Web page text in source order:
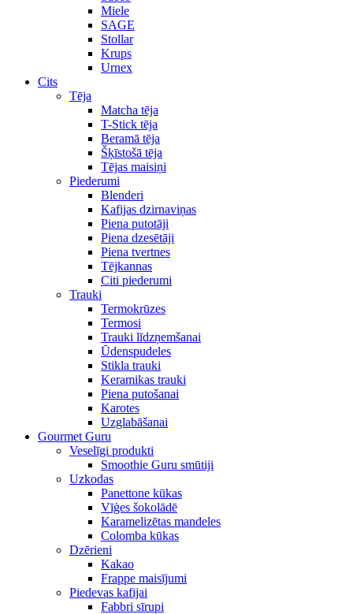
Miele
SAGE
Stollar
Krups
Urnex
Cits
Tēja
Matcha tēja
T-Stick tēja
Beramā tēja
Šķīstošā tēja
Tējas maisiņi
Piederumi
Blenderi
Kafijas dzirnaviņas
Piena putotāji
Piena dzesētāji
Piena tvertnes
Tējkannas
Citi piederumi
Trauki
Termokrūzes
Termosi
Trauki līdzņemšanai
Ūdenspudeles
Stikla trauki
Keramikas trauki
Piena putošanai
Karotes
Uzglabāšanai
Gourmet Guru
Veselīgi produkti
Smoothie Guru smūtiji
Uzkodas
Panettone kūkas
Vīģes šokolādē
Karamelizētas mandeles
Colomba kūkas
Dzērieni
Kakao
Frappe maisījumi
Piedevas kafijai
Fabbri sīrupi